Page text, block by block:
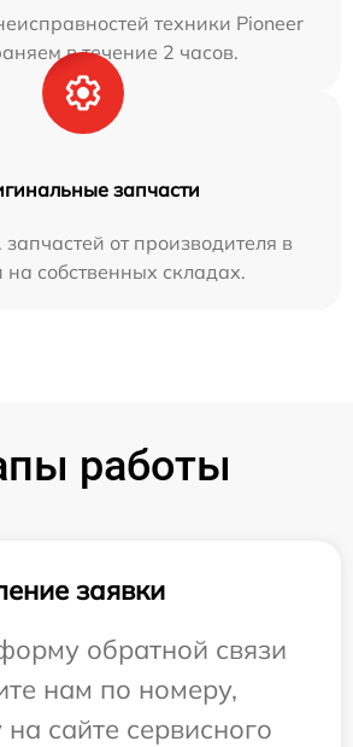
техники Pioneer
в течение 2 часов.
запчасти
от производителя в
на собственных складах.
работы
заявки
обратной связи
нам по номеру,
сайте сервисного